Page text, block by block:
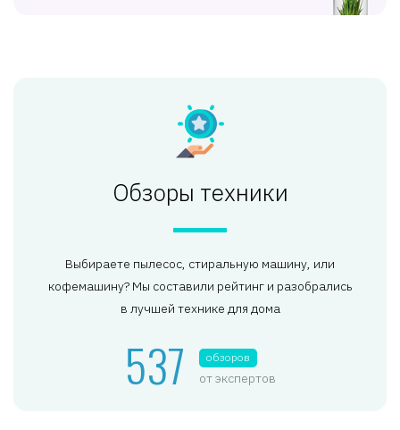
Обзоры техники
Выбираете пылесос, стиральную машину, или
кофемашину? Мы составили рейтинг и разобрались
в лучшей технике для дома
537 обзоров
от экспертов